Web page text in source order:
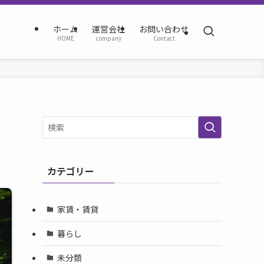
ホーム
HOME
運営会社
company
お問い合わせ
Contact
カテゴリー
家賃・賃貸
暮らし
未分類